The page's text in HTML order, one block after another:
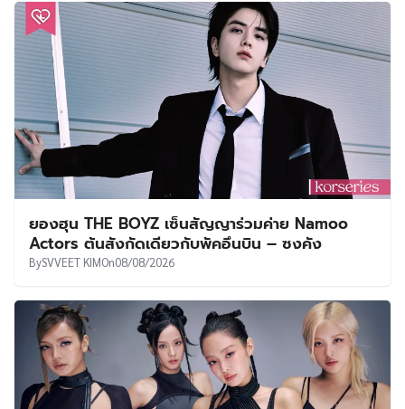
ยองฮุน THE BOYZ เซ็นสัญญาร่วมค่าย Namoo
Actors ต้นสังกัดเดียวกับพัคอึนบิน – ซงคัง
BySVVEET KIMOn08/08/2026